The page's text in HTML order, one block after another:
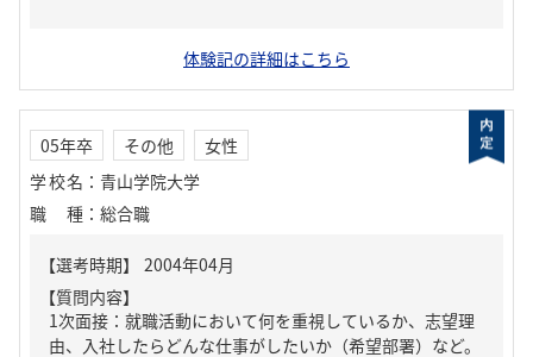
体験記の詳細はこちら
05年卒 その他
女性
学校名 ： 青山学院大学
職種 ： 総合職
【質問内容】
1次面接：就職活動において何を重視しているか、志望理
由、入社したらどんな仕事がしたいか（希望部署）など。